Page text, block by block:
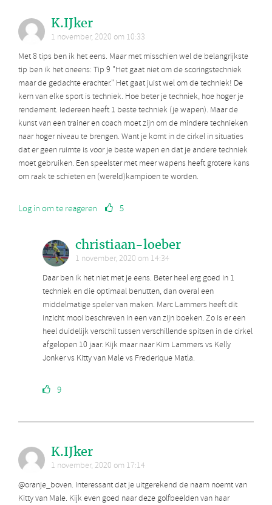
K.IJker
1 november, 2020 om 10:33
Met 8 tips ben ik het eens. Maar met misschien wel de belangrijkste
tip ben ik het oneens: Tip 9 "Het gaat niet om de scoringstechniek
maar de gedachte erachter." Het gaat juist wel om de techniek! De
kern van elke sport is techniek. Hoe beter je techniek, hoe hoger je
rendement. Iedereen heeft 1 beste techniek (je wapen). Maar de
kunst van een trainer en coach moet zijn om de mindere technieken
naar hoger niveau te brengen. Want je komt in de cirkel in situaties
dat er geen ruimte is voor je beste wapen en dat je andere techniek
moet gebruiken. Een speelster met meer wapens heeft grotere kans
om raak te schieten en (wereld)kampioen te worden.
Log in om te reageren 5
christiaan-loeber
1 november, 2020 om 14:34
Daar ben ik het niet met je eens. Beter heel erg goed in 1
techniek en die optimaal benutten, dan overal een
middelmatige speler van maken. Marc Lammers heeft dit
inzicht mooi beschreven in een van zijn boeken. Zo is er een
heel duidelijk verschil tussen verschillende spitsen in de cirkel
afgelopen 10 jaar. Kijk maar naar Kim Lammers vs Kelly
Jonker vs Kitty van Male vs Frederique Matla.
9
K.IJker
1 november, 2020 om 17:14
@oranje_boven. Interessant dat je uitgerekend de naam noemt van
Kitty van Male. Kijk even goed naar deze golfbeelden van haar